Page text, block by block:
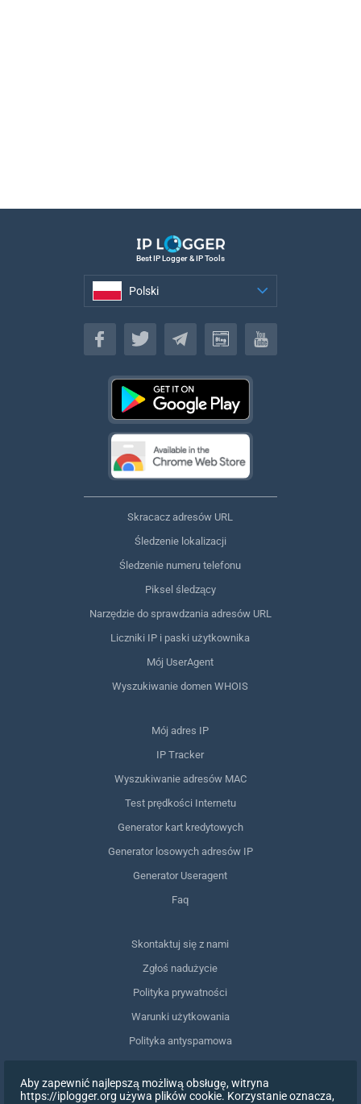
Best IP Logger & IP Tools
Polski
Polski
Skracacz adresów URL
Śledzenie lokalizacji
Śledzenie numeru telefonu
Piksel śledzący
Narzędzie do sprawdzania adresów URL
Liczniki IP i paski użytkownika
Mój UserAgent
Wyszukiwanie domen WHOIS
Mój adres IP
IP Tracker
Wyszukiwanie adresów MAC
Test prędkości Internetu
Generator kart kredytowych
Generator losowych adresów IP
Generator Useragent
Faq
Skontaktuj się z nami
Zgłoś nadużycie
Polityka prywatności
Warunki użytkowania
Polityka antyspamowa
Usuń moje dane
Aby zapewnić najlepszą możliwą obsługę, witryna
https://iplogger.org używa plików cookie. Korzystanie oznacza,